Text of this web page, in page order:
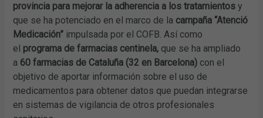
provincia para mejorar la adherencia a los tratamientos y
que se ha potenciado en el marco de la campaña “Atenció
Medicación” impulsada por el COFB. Así como
el programa de farmacias centinela, que se ha ampliado
a 60 farmacias de Cataluña (32 en Barcelona) con el
objetivo de aportar información sobre el uso de
medicamentos para obtener datos que puedan integrarse
en sistemas de vigilancia de otros profesionales